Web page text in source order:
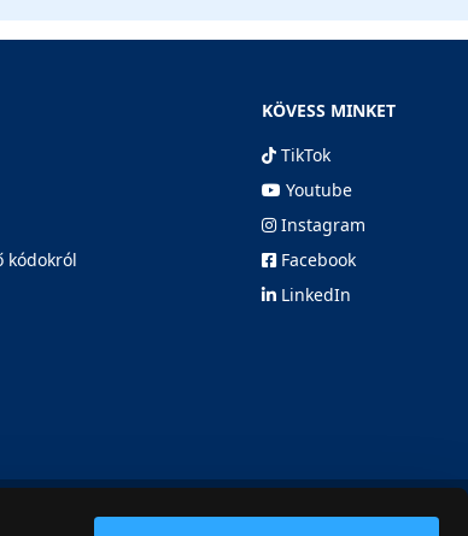
kódokról
KÖVESS MINKET
TikTok
Youtube
Instagram
Facebook
LinkedIn